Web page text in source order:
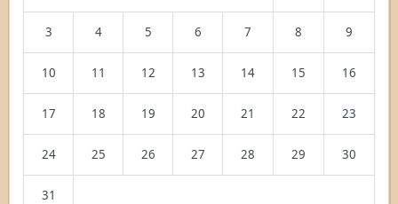
3 4 5 6 7 8 9
10 11 12 13 14 15 16
17 18 19 20 21 22 23
24 25 26 27 28 29 30
31